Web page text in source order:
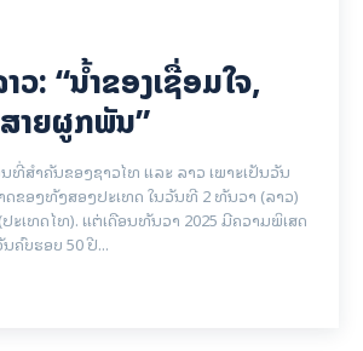
ວ: “​ນ້ຳ​ຂອງ​ເຊື່ອມ​​ໃຈ,
າຍຜູກພັນ”
ທີ່ສຳຄັນຂອງຊາວໄທ ແລະ ລາວ ເພາະເປັນວັນ
ຂອງທັງສອງປະເທດ ໃນວັນທີ 2 ທັນວາ (ລາວ)
ະເທດໄທ). ແຕ່ເດືອນທັນວາ 2025 ມີຄວາມພິເສດ
ຄົບຮອບ 50 ປີ...